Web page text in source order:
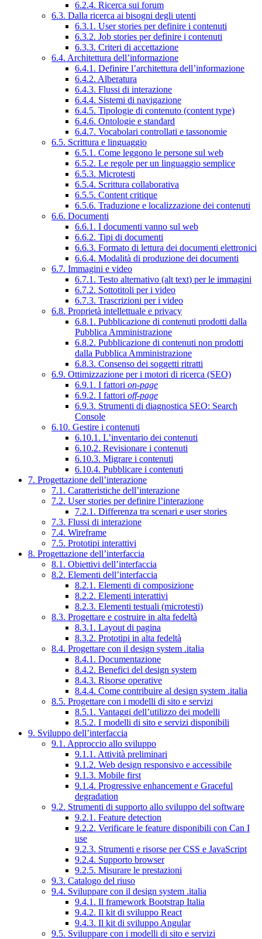
6.2.4. Ricerca sui forum
6.3. Dalla ricerca ai bisogni degli utenti
6.3.1. User stories per definire i contenuti
6.3.2. Job stories per definire i contenuti
6.3.3. Criteri di accettazione
6.4. Architettura dell’informazione
6.4.1. Definire l’architettura dell’informazione
6.4.2. Alberatura
6.4.3. Flussi di interazione
6.4.4. Sistemi di navigazione
6.4.5. Tipologie di contenuto (content type)
6.4.6. Ontologie e standard
6.4.7. Vocabolari controllati e tassonomie
6.5. Scrittura e linguaggio
6.5.1. Come leggono le persone sul web
6.5.2. Le regole per un linguaggio semplice
6.5.3. Microtesti
6.5.4. Scrittura collaborativa
6.5.5. Content critique
6.5.6. Traduzione e localizzazione dei contenuti
6.6. Documenti
6.6.1. I documenti vanno sul web
6.6.2. Tipi di documenti
6.6.3. Formato di lettura dei documenti elettronici
6.6.4. Modalità di produzione dei documenti
6.7. Immagini e video
6.7.1. Testo alternativo (alt text) per le immagini
6.7.2. Sottotitoli per i video
6.7.3. Trascrizioni per i video
6.8. Proprietà intellettuale e privacy
6.8.1. Pubblicazione di contenuti prodotti dalla
Pubblica Amministrazione
6.8.2. Pubblicazione di contenuti non prodotti
dalla Pubblica Amministrazione
6.8.3. Consenso dei soggetti ritratti
6.9. Ottimizzazione per i motori di ricerca (SEO)
6.9.1. I fattori on-page
6.9.2. I fattori off-page
6.9.3. Strumenti di diagnostica SEO: Search
Console
6.10. Gestire i contenuti
6.10.1. L’inventario dei contenuti
6.10.2. Revisionare i contenuti
6.10.3. Migrare i contenuti
6.10.4. Pubblicare i contenuti
7. Progettazione dell’interazione
7.1. Caratteristiche dell’interazione
7.2. User stories per definire l’interazione
7.2.1. Differenza tra scenari e user stories
7.3. Flussi di interazione
7.4. Wireframe
7.5. Prototipi interattivi
8. Progettazione dell’interfaccia
8.1. Obiettivi dell’interfaccia
8.2. Elementi dell’interfaccia
8.2.1. Elementi di composizione
8.2.2. Elementi interattivi
8.2.3. Elementi testuali (microtesti)
8.3. Progettare e costruire in alta fedeltà
8.3.1. Layout di pagina
8.3.2. Prototipi in alta fedeltà
8.4. Progettare con il design system .italia
8.4.1. Documentazione
8.4.2. Benefici del design system
8.4.3. Risorse operative
8.4.4. Come contribuire al design system .italia
8.5. Progettare con i modelli di sito e servizi
8.5.1. Vantaggi dell’utilizzo dei modelli
8.5.2. I modelli di sito e servizi disponibili
9. Sviluppo dell’interfaccia
9.1. Approccio allo sviluppo
9.1.1. Attività preliminari
9.1.2. Web design responsivo e accessibile
9.1.3. Mobile first
9.1.4. Progressive enhancement e Graceful
degradation
9.2. Strumenti di supporto allo sviluppo del software
9.2.1. Feature detection
9.2.2. Verificare le feature disponibili con Can I
use
9.2.3. Strumenti e risorse per CSS e JavaScript
9.2.4. Supporto browser
9.2.5. Misurare le prestazioni
9.3. Catalogo del riuso
9.4. Sviluppare con il design system .italia
9.4.1. Il framework Bootstrap Italia
9.4.2. Il kit di sviluppo React
9.4.3. Il kit di sviluppo Angular
9.5. Sviluppare con i modelli di sito e servizi